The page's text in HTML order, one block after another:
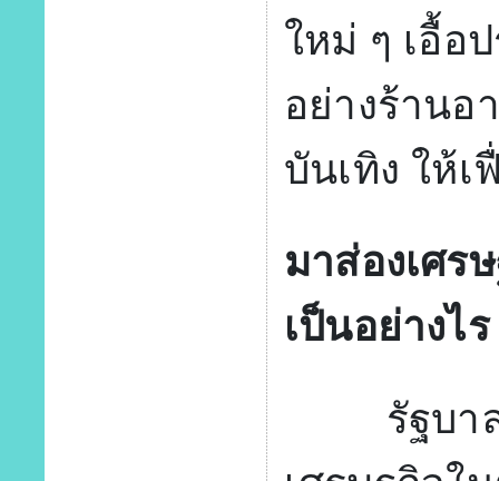
ใหม่ ๆ เอื้อ
อย่างร้านอ
บันเทิง ให้
มาส่องเศร
เป็นอย่างไ
รัฐบาลจี